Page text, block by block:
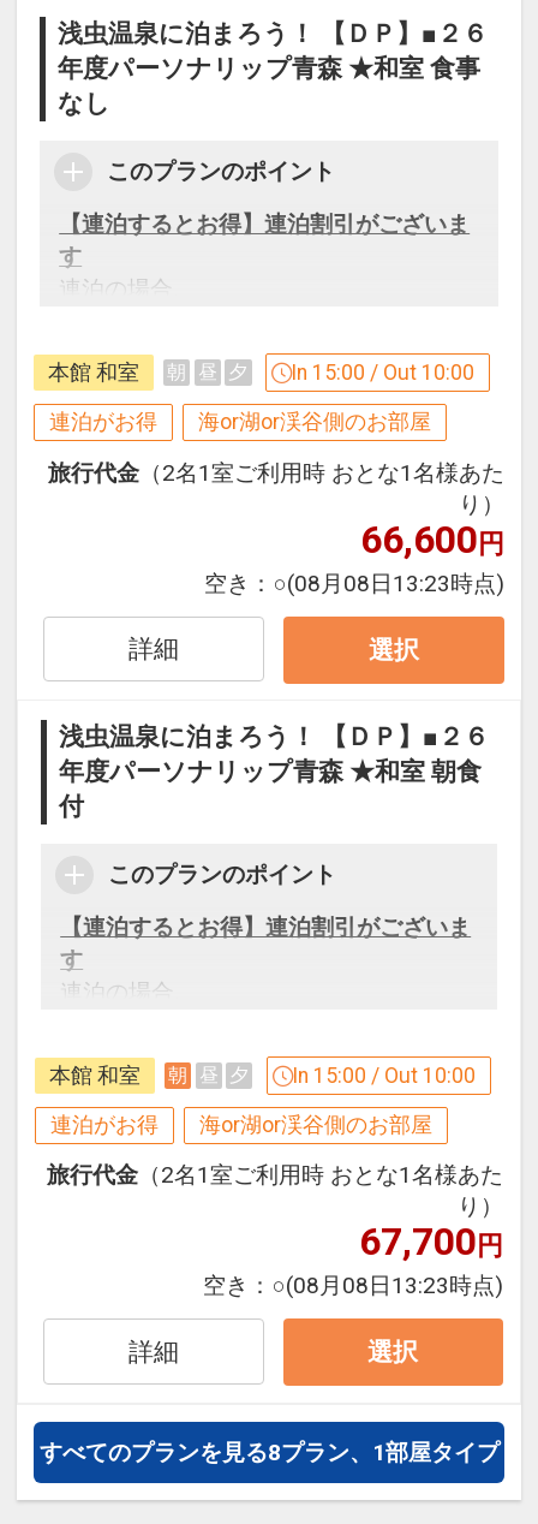
浅虫温泉に泊まろう！ 【ＤＰ】■２６
年度パーソナリップ青森 ★和室 食事
なし
このプランのポイント
【連泊するとお得】連泊割引がございま
す
連泊の場合、
１，０００円引、こどもＡ７００円引、
こどもＢ５００円引
ーからお進みいただいた後表示される
「空室照会結果確認画面」でご確認くだ
※宿泊期間中すべての日において人数・
氏名・客室タイプ・食事条件・プラン同
一であることが割引適用の条件となりま
す。
毎夜 『津軽三味線ライブ』 開催中！
１階ロビーの舞台で２０：３０より『津
軽三味線ライブ』を開催中♪
31日
インターネットコース番号：DP-1-
17306754
本館 和室 朝 昼 夕 In 15:00 / Out 10:00
連泊がお得 海or湖or渓谷側のお部屋
旅行代金 （2名1室ご利用時 おとな1名様あた
り）
66,600円
空き： ○(08月08日13:23時点)
詳細 選択
浅虫温泉に泊まろう！ 【ＤＰ】■２６
年度パーソナリップ青森 ★和室 朝食
付
このプランのポイント
【連泊するとお得】連泊割引がございま
す
連泊の場合、
１，０００円引、こどもＡ７００円引、
こどもＢ５００円引
ーからお進みいただいた後表示される
「空室照会結果確認画面」でご確認くだ
※宿泊期間中すべての日において人数・
氏名・客室タイプ・食事条件・プラン同
一であることが割引適用の条件となりま
す。
毎夜 『津軽三味線ライブ』 開催中！
１階ロビーの舞台で２０：３０より『津
本館 和室 朝 昼 夕 In 15:00 / Out 10:00
連泊がお得 海or湖or渓谷側のお部屋
旅行代金 （2名1室ご利用時 おとな1名様あた
り）
67,700円
空き： ○(08月08日13:23時点)
詳細 選択
すべてのプランを見る8プラン、1部屋タイプ